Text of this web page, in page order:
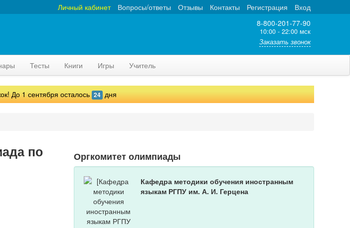
Вход
Регистрация
Контакты
Отзывы
Вопросы/ответы
Личный кабинет
8-800-201-77-90
10:00 - 22:00 мск
Заказать звонок
Тесты Книги Игры Учитель
До 1 сентября осталось 24 дня
по
Оргкомитет олимпиады
Кафедра методики обучения иностранным
языкам РГПУ им. А. И. Герцена